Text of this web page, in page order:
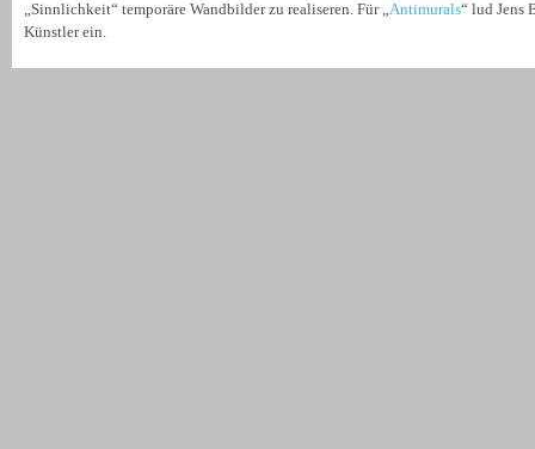
„Sinnlichkeit“ temporäre Wandbilder zu realiseren. Für „Antimurals“ lud Jens
Künstler ein.